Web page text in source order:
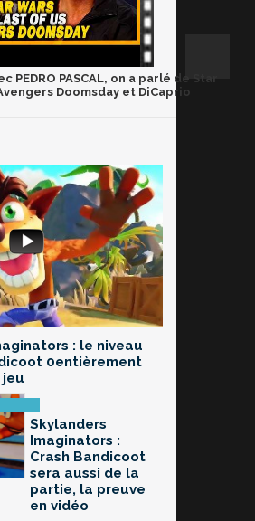
PEDRO PASCAL, on a parlé de Star
Doomsday et DiCaprio
: le niveau
0entièrement
Skylanders
Imaginators :
Crash Bandicoot
sera aussi de la
partie, la preuve
en vidéo